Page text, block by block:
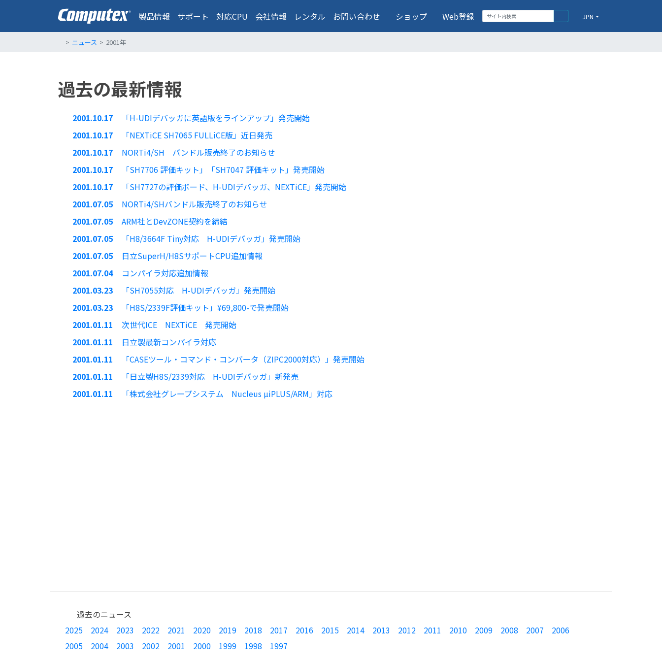
製品情報 サポート 対応CPU 会社情報 レンタル お問い合わせ ショップ Web登録 JPN
ニュース 2001年
過去の最新情報
2001.10.17
「H-UDIデバッガに英語版をラインアップ」発売開始
2001.10.17
「NEXTiCE SH7065 FULLiCE版」近日発売
2001.10.17
NORTi4/SH バンドル販売終了のお知らせ
2001.10.17
「SH7706 評価キット」「SH7047 評価キット」発売開始
2001.10.17
「SH7727の評価ボード、H-UDIデバッガ、NEXTiCE」発売開始
2001.07.05
NORTi4/SHバンドル販売終了のお知らせ
2001.07.05
ARM社とDevZONE契約を締結
2001.07.05
「H8/3664F Tiny対応 H-UDIデバッガ」発売開始
2001.07.05
日立SuperH/H8SサポートCPU追加情報
2001.07.04
コンパイラ対応追加情報
2001.03.23
「SH7055対応 H-UDIデバッガ」発売開始
2001.03.23
「H8S/2339F評価キット」¥69,800-で発売開始
2001.01.11
次世代ICE NEXTiCE 発売開始
2001.01.11
日立製最新コンパイラ対応
2001.01.11
「CASEツール・コマンド・コンバータ（ZIPC2000対応）」発売開始
2001.01.11
「日立製H8S/2339対応 H-UDIデバッガ」新発売
2001.01.11
「株式会社グレープシステム Nucleus µiPLUS/ARM」対応
過去のニュース
2025
2024 2023 2022 2021 2020 2019 2018 2017 2016 2015 2014 2013 2012 2011 2010 2009 2008 2007
2006
2005
2004 2003 2002 2001 2000 1999 1998 1997